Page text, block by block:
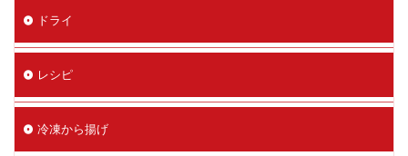
ドライ
レシピ
冷凍から揚げ